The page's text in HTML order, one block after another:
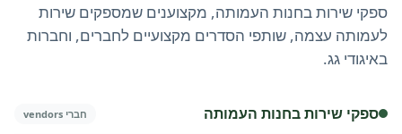
ספקי שירות בחנות העמותה, מקצוענים שמספקים שירות
לעמותה עצמה, שותפי הסדרים מקצועיים לחברים, וחברות
באיגודי גג.
ספקי שירות בחנות העמותה חברי vendors